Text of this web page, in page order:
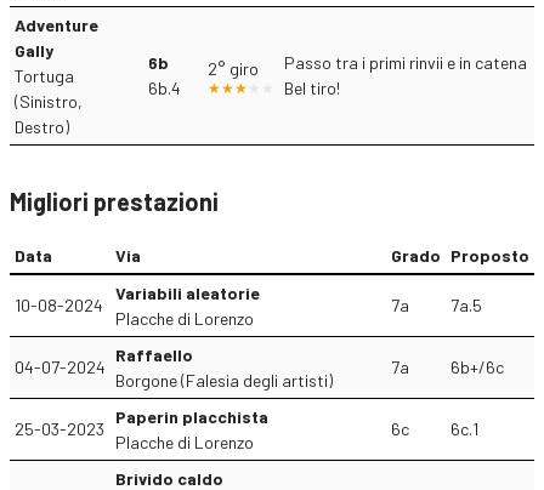
Adventure
Gally
Tortuga
(Sinistro,
Destro)
6b
6b.4
2° giro
Passo tra i primi rinvii e in catena
Bel tiro!
Migliori prestazioni
Data Via Grado Proposto
10-08-2024
Variabili aleatorie
Placche di Lorenzo
7a 7a.5
04-07-2024
Raffaello
Borgone (Falesia degli artisti)
7a 6b+/6c
25-03-2023
Paperin placchista
Placche di Lorenzo
6c 6c.1
Brivido caldo